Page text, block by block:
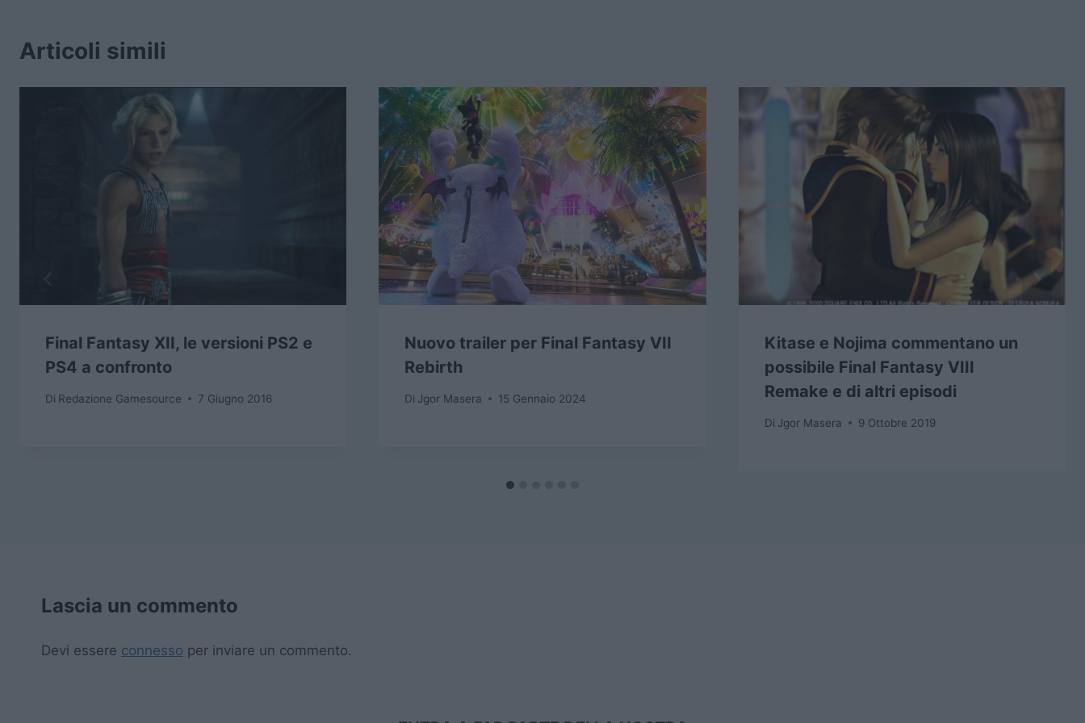
Articoli simili
Final Fantasy XII, le versioni PS2 e
PS4 a confronto
Di Redazione Gamesource 7 Giugno 2016
Nuovo trailer per Final Fantasy VII
Rebirth
Di Jgor Masera 15 Gennaio 2024
Kitase e Nojima commentano un
possibile Final Fantasy VIII
Remake e di altri episodi
Di Jgor Masera 9 Ottobre 2019
Lascia un commento
Devi essere connesso per inviare un commento.